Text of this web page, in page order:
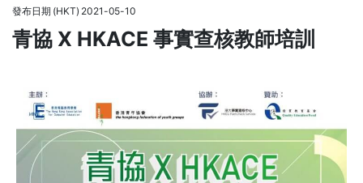
發布日期 (HKT) 2021-05-10
青協 X HKACE 事實查核教師培訓